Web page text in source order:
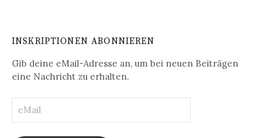
INSKRIPTIONEN ABONNIEREN
Gib deine eMail-Adresse an, um bei neuen Beiträgen
eine Nachricht zu erhalten.